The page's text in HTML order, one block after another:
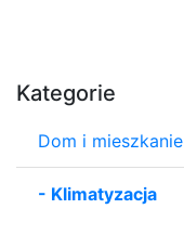
Kategorie
Dom i mieszkanie
- Klimatyzacja